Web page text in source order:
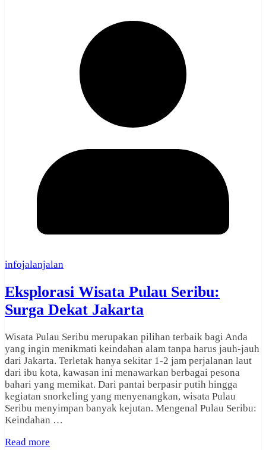
infojalanjalan
Eksplorasi Wisata Pulau Seribu:
Surga Dekat Jakarta
Wisata Pulau Seribu merupakan pilihan terbaik bagi Anda
yang ingin menikmati keindahan alam tanpa harus jauh-jauh
dari Jakarta. Terletak hanya sekitar 1-2 jam perjalanan laut
dari ibu kota, kawasan ini menawarkan berbagai pesona
bahari yang memikat. Dari pantai berpasir putih hingga
kegiatan snorkeling yang menyenangkan, wisata Pulau
Seribu menyimpan banyak kejutan. Mengenal Pulau Seribu:
Keindahan …
Read more